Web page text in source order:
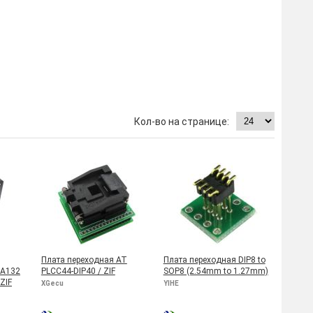
Плата переходная AT
PLCC44-DIP40 / ZIF
XGecu
Плата переходная DIP8 to
SOP8 (2.54mm to 1.27mm)
YIHE